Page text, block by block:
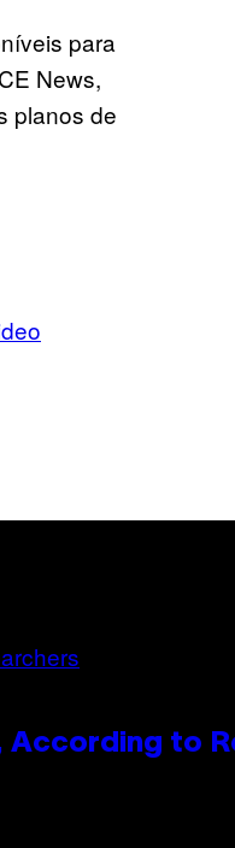
para
News,
planos de
According to